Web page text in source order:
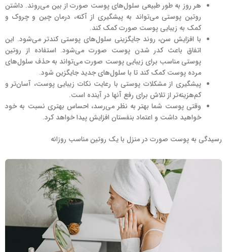
هر روز به طور طبیعی سلول‌های پوست صورت از بین می‌روند. داشتن
روتین پوستی می‌تواند به پیشگیری از آکنه، درمان چین و چروک و
کمک به زیبایی پوست صورت کمک کند.
با افزایش سن، روند جایگزینی سلول‌های پوستی کندتر می‌شود. این
اتفاق باعث کدر شدن پوست صورت می‌شود. استفاده از روتین
پوستی مناسب برای زیبایی پوست صورت می‌تواند به حذف سلول‌های
مرده پوست کمک کند تا با سلول‌های جدید جایگزین شود.
پیشگیری از مشکلات پوستی با رعایت نکات زیبایی پوست، آسان‌تر و
کم‌هزینه‌تر از تلاش برای رفع آنها در آینده است.
وقتی پوست شما بهتر به نظر می‌رسد، احساس بهتری نسبت به خود
خواهید داشت و اعتماد بنفستان افزایش پیدا خواهد کرد.
رسیدگی به پوست صورت در منزل با یک روتین مناسب روزانه